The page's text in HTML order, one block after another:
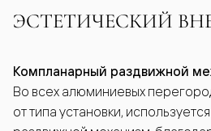
ЭСТЕТИЧЕСКИЙ
Компланарный раздвижной
Во всех алюминиевых
от типа установки,